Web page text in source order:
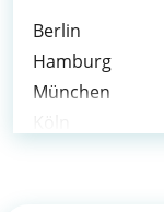
Berlin
Hamburg
München